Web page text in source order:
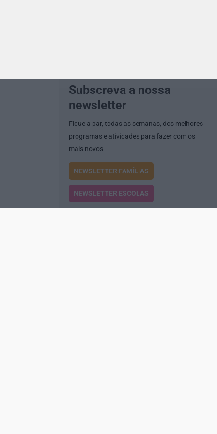
Subscreva a nossa
newsletter
Fique a par, todas as semanas, dos melhores
programas e atividades para fazer com os
mais novos
NEWSLETTER FAMÍLIAS
NEWSLETTER ESCOLAS